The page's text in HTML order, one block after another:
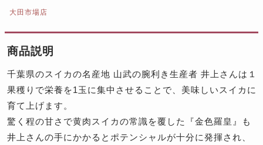
大田市場店
商品説明
千葉県のスイカの名産地 山武の腕利き生産者 井上さんは１
果穫りで栄養を1玉に集中させることで、美味しいスイカに
育て上げます。
驚く程の甘さで黄肉スイカの常識を覆した『金色羅皇』も
井上さんの手にかかるとポテンシャルが十分に発揮され、